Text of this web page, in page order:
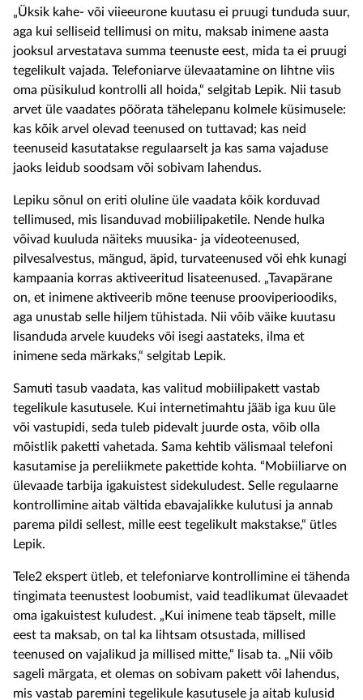
„Üksik kahe- või viieeurone kuutasu ei pruugi tunduda suur,
aga kui selliseid tellimusi on mitu, maksab inimene aasta
jooksul arvestatava summa teenuste eest, mida ta ei pruugi
tegelikult vajada. Telefoniarve ülevaatamine on lihtne viis
oma püsikulud kontrolli all hoida,“ selgitab Lepik. Nii tasub
arvet üle vaadates pöörata tähelepanu kolmele küsimusele:
kas kõik arvel olevad teenused on tuttavad; kas neid
teenuseid kasutatakse regulaarselt ja kas sama vajaduse
jaoks leidub soodsam või sobivam lahendus.
Lepiku sõnul on eriti oluline üle vaadata kõik korduvad
tellimused, mis lisanduvad mobiilipaketile. Nende hulka
võivad kuuluda näiteks muusika- ja videoteenused,
pilvesalvestus, mängud, äpid, turvateenused või ehk kunagi
kampaania korras aktiveeritud lisateenused. „Tavapärane
on, et inimene aktiveerib mõne teenuse prooviperioodiks,
aga unustab selle hiljem tühistada. Nii võib väike kuutasu
lisanduda arvele kuudeks või isegi aastateks, ilma et
inimene seda märkaks,“ selgitab Lepik.
Samuti tasub vaadata, kas valitud mobiilipakett vastab
tegelikule kasutusele. Kui internetimahtu jääb iga kuu üle
või vastupidi, seda tuleb pidevalt juurde osta, võib olla
mõistlik paketti vahetada. Sama kehtib välismaal telefoni
kasutamise ja pereliikmete pakettide kohta. “Mobiiliarve on
ülevaade tarbija igakuistest sidekuludest. Selle regulaarne
kontrollimine aitab vältida ebavajalikke kulutusi ja annab
parema pildi sellest, mille eest tegelikult makstakse,“ ütles
Lepik.
Tele2 ekspert ütleb, et telefoniarve kontrollimine ei tähenda
tingimata teenustest loobumist, vaid teadlikumat ülevaadet
oma igakuistest kuludest. „Kui inimene teab täpselt, mille
eest ta maksab, on tal ka lihtsam otsustada, millised
teenused on vajalikud ja millised mitte,“ lisab ta. „Nii võib
sageli märgata, et olemas on sobivam pakett või lahendus,
mis vastab paremini tegelikule kasutusele ja aitab kulusid